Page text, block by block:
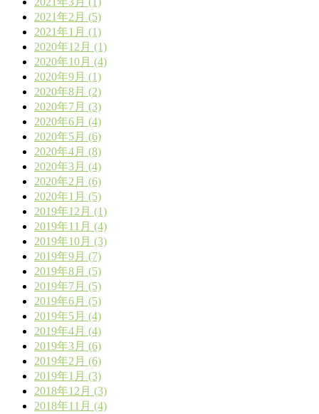
2021年2月 (5)
2021年1月 (1)
2020年12月 (1)
2020年10月 (4)
2020年9月 (1)
2020年8月 (2)
2020年7月 (3)
2020年6月 (4)
2020年5月 (6)
2020年4月 (8)
2020年3月 (4)
2020年2月 (6)
2020年1月 (5)
2019年12月 (1)
2019年11月 (4)
2019年10月 (3)
2019年9月 (7)
2019年8月 (5)
2019年7月 (5)
2019年6月 (5)
2019年5月 (4)
2019年4月 (4)
2019年3月 (6)
2019年2月 (6)
2019年1月 (3)
2018年12月 (3)
2018年11月 (4)